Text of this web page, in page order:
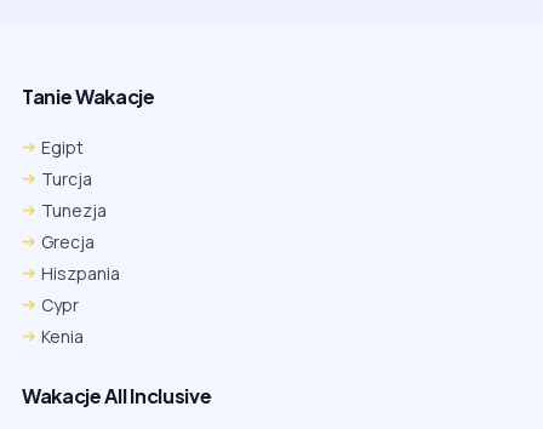
Tanie Wakacje
Egipt
Turcja
Tunezja
Grecja
Hiszpania
Cypr
Kenia
Wakacje All Inclusive